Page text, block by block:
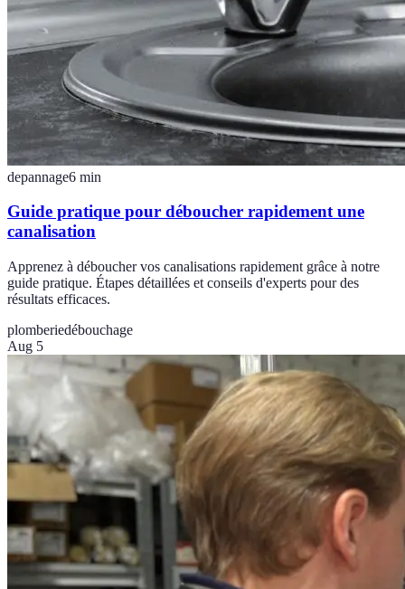
depannage6 min
Guide pratique pour déboucher rapidement une
canalisation
Apprenez à déboucher vos canalisations rapidement grâce à notre
guide pratique. Étapes détaillées et conseils d'experts pour des
résultats efficaces.
plomberiedébouchage
Aug 5